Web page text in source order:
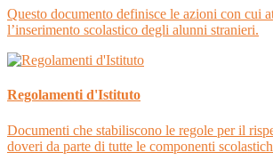
Questo documento definisce le azioni con cui
l’inserimento scolastico degli alunni stranieri.
Regolamenti d'Istituto
Documenti che stabiliscono le regole per il
doveri da parte di tutte le componenti